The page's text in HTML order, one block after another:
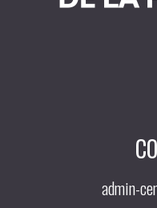
admin-